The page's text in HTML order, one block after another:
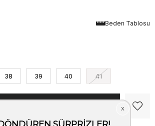
Beden Tablosu
38 39 40 41